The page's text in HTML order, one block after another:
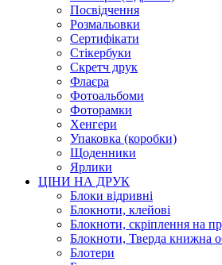
Посвідчення
Розмальовки
Сертифікати
Стікербуки
Скретч друк
Флаєра
Фотоальбоми
Фоторамки
Хенгери
Упаковка (коробки)
Щоденники
Ярлики
ЦІНИ НА ДРУК
Блоки відривні
Блокноти, клейові
Блокноти, скріплення на
Блокноти, Тверда книжна
Блотери